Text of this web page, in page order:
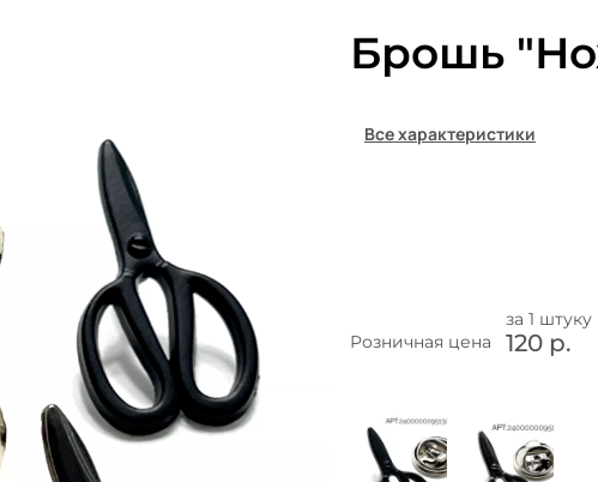
Брошь
Все характеристики
за 1 штуку
Розничная цена
120 р.